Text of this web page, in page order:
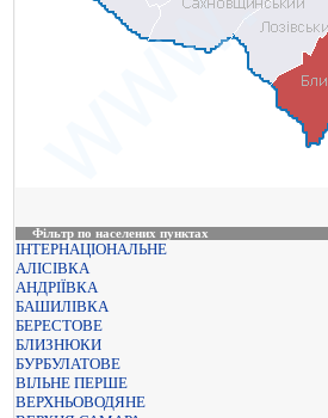
Фільтр по населених пунктах
ІНТЕРНАЦІОНАЛЬНЕ
АЛІСІВКА
АНДРІЇВКА
БАШИЛІВКА
БЕРЕСТОВЕ
БЛИЗНЮКИ
БУРБУЛАТОВЕ
ВІЛЬНЕ ПЕРШЕ
ВЕРХНЬОВОДЯНЕ